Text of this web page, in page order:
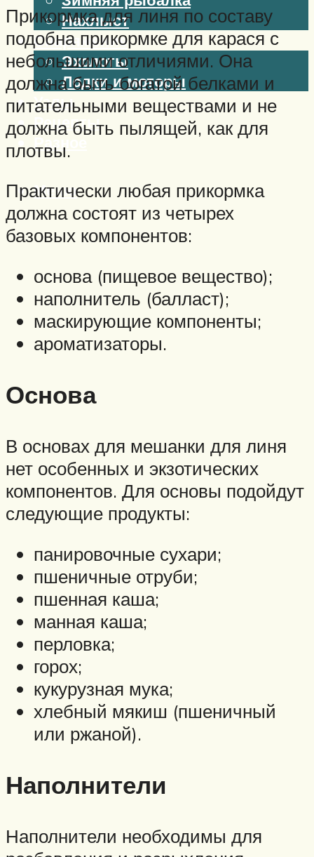
Нахлыст
Снаряжение
Эхолоты
Лодки и моторы
Узлы
Рецепты
Разное
Меню
Прикормка для линя по составу
подобна прикормке для карася с
небольшими отличиями. Она
должна быть богатой белками и
питательными веществами и не
должна быть пылящей, как для
плотвы.
Практически любая прикормка
должна состоят из четырех
базовых компонентов:
основа (пищевое вещество);
наполнитель (балласт);
маскирующие компоненты;
ароматизаторы.
Основа
В основах для мешанки для линя
нет особенных и экзотических
компонентов. Для основы подойдут
следующие продукты:
панировочные сухари;
пшеничные отруби;
пшенная каша;
манная каша;
перловка;
горох;
кукурузная мука;
хлебный мякиш (пшеничный
или ржаной).
Наполнители
Наполнители необходимы для